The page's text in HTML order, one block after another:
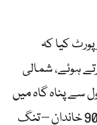
کیا کہ
ہوئے، شمالی
سے پناہ گاہ میں
تبدیل ہونے والے، 377 افراد – تقریباً 90 خاندان – تنگ